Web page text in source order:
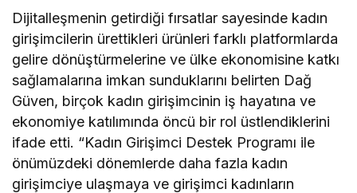
Dijitalleşmenin getirdiği fırsatlar sayesinde kadın
girişimcilerin ürettikleri ürünleri farklı platformlarda
gelire dönüştürmelerine ve ülke ekonomisine katkı
sağlamalarına imkan sunduklarını belirten Dağ
Güven, birçok kadın girişimcinin iş hayatına ve
ekonomiye katılımında öncü bir rol üstlendiklerini
ifade etti. “Kadın Girişimci Destek Programı ile
önümüzdeki dönemlerde daha fazla kadın
girişimciye ulaşmaya ve girişimci kadınların